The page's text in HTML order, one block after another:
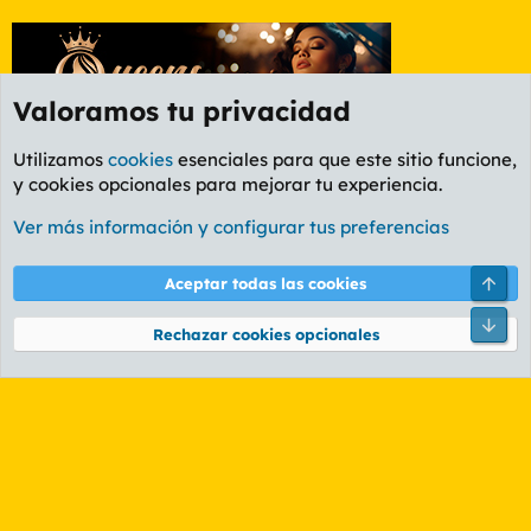
Foro Informática y Videojuegos
Cookies
PL OLDSTYLE AMARILLO
Términos y reglas Política de privacidad Ayuda
Community platform by XenForo® © 2010-2026 XenForo Ltd.
Valoramos tu privacidad
Utilizamos cookies esenciales para que este sitio funcione,
y cookies opcionales para mejorar tu experiencia.
Ver más información y configurar tus preferencias
Aceptar todas las cookies
Rechazar cookies opcionales
Pie